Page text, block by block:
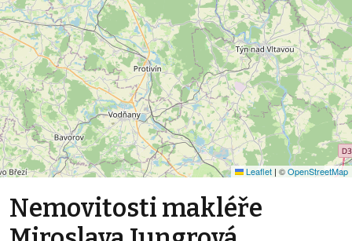
Leaflet | ©OpenStreetMap
Nemovitosti makléře